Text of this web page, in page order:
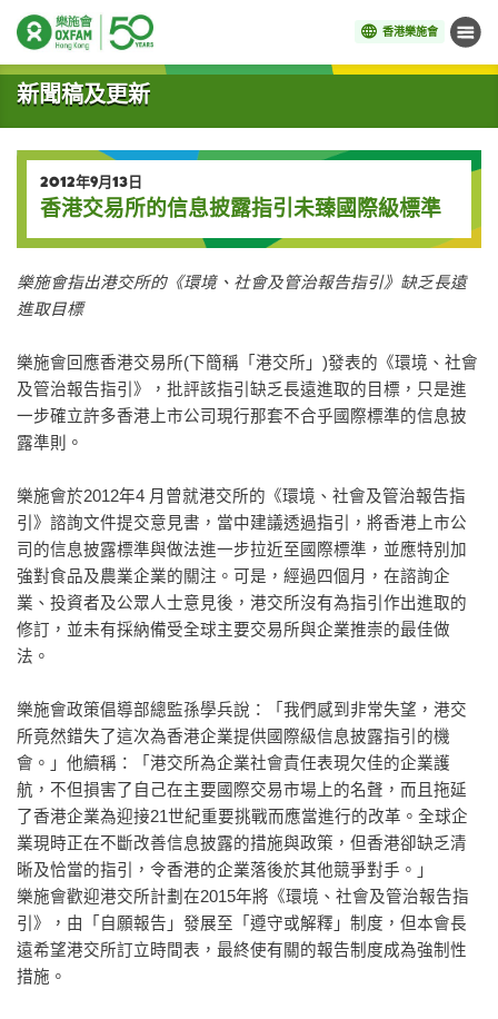
香港樂施會 目錄
開始主要內容
新聞稿及更新
2012年9月13日
香港交易所的信息披露指引未臻國際級標準
樂施會指出港交所的《環境、社會及管治報告指引》缺乏長遠
進取目標
樂施會回應香港交易所(下簡稱「港交所」)發表的《環境、社會
及管治報告指引》，批評該指引缺乏長遠進取的目標，只是進
一步確立許多香港上市公司現行那套不合乎國際標準的信息披
露準則。
樂施會於2012年4 月曾就港交所的《環境、社會及管治報告指
引》諮詢文件提交意見書，當中建議透過指引，將香港上市公
司的信息披露標準與做法進一步拉近至國際標準，並應特別加
強對食品及農業企業的關注。可是，經過四個月，在諮詢企
業、投資者及公眾人士意見後，港交所沒有為指引作出進取的
修訂，並未有採納備受全球主要交易所與企業推崇的最佳做
法。
樂施會政策倡導部總監孫學兵說：「我們感到非常失望，港交
所竟然錯失了這次為香港企業提供國際級信息披露指引的機
會。」他續稱：「港交所為企業社會責任表現欠佳的企業護
航，不但損害了自己在主要國際交易市場上的名聲，而且拖延
了香港企業為迎接21世紀重要挑戰而應當進行的改革。全球企
業現時正在不斷改善信息披露的措施與政策，但香港卻缺乏清
晰及恰當的指引，令香港的企業落後於其他競爭對手。」
樂施會歡迎港交所計劃在2015年將《環境、社會及管治報告指
引》，由「自願報告」發展至「遵守或解釋」制度，但本會長
遠希望港交所訂立時間表，最終使有關的報告制度成為強制性
措施。